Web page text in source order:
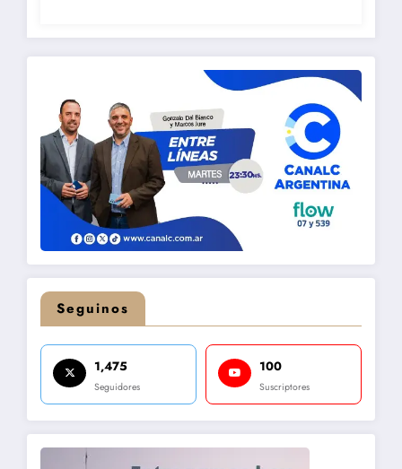
Seguinos
1,475
Seguidores
100
Suscriptores